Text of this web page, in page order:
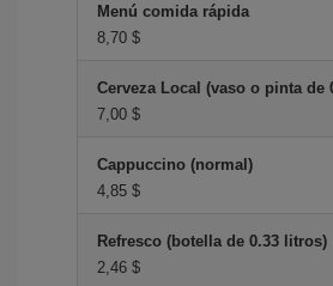
Menú comida rápida
8,70 $
Cerveza Local (vaso o pinta de
7,00 $
Cappuccino (normal)
4,85 $
Refresco (botella de 0.33 litros)
2,46 $